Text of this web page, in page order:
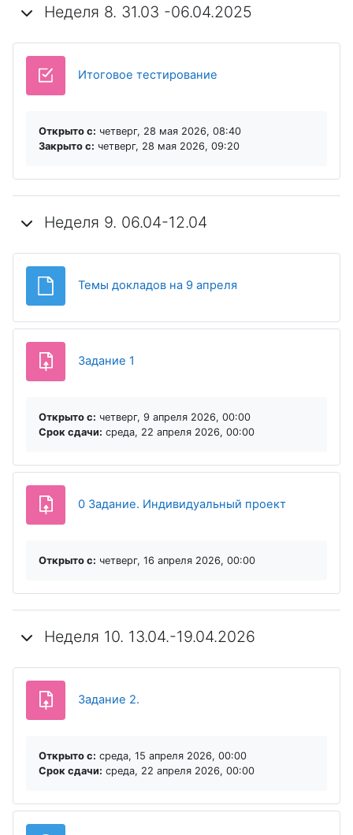
Неделя 8. 31.03 -06.04.2025
Итоговое тестирование
Открыто с: четверг, 28 мая 2026, 08:40
Закрыто c: четверг, 28 мая 2026, 09:20
Неделя 9. 06.04-12.04
Темы докладов на 9 апреля
Задание 1
Открыто с: четверг, 9 апреля 2026, 00:00
Срок сдачи: среда, 22 апреля 2026, 00:00
0 Задание. Индивидуальный проект
Открыто с: четверг, 16 апреля 2026, 00:00
Неделя 10. 13.04.-19.04.2026
Задание 2.
Открыто с: среда, 15 апреля 2026, 00:00
Срок сдачи: среда, 22 апреля 2026, 00:00